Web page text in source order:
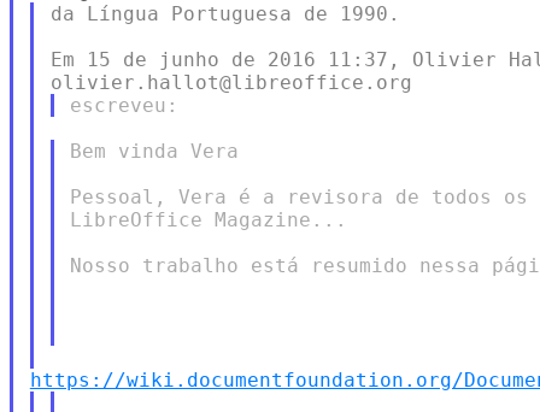
da Língua Portuguesa de 1990.
Em 15 de junho de 2016 11:37, Olivier
Bem vinda Vera
Pessoal, Vera é a revisora de todos os
LibreOffice Magazine...
Nosso trabalho está resumido nessa
https://wiki.documentfoundation.org/